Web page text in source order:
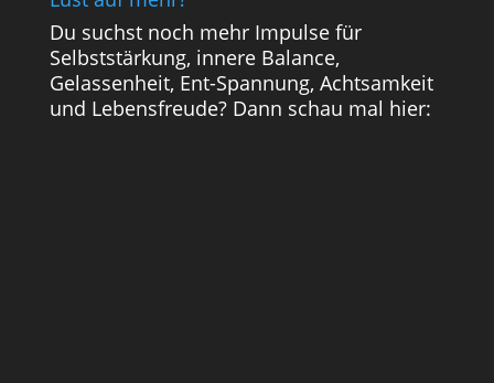
Du suchst noch mehr Impulse für
Selbststärkung, innere Balance,
Gelassenheit, Ent-Spannung, Achtsamkeit
und Lebensfreude? Dann schau mal hier: